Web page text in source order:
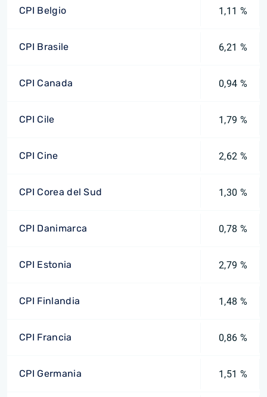
CPI Belgio 1,11 %
CPI Brasile 6,21 %
CPI Canada 0,94 %
CPI Cile 1,79 %
CPI Cine 2,62 %
CPI Corea del Sud 1,30 %
CPI Danimarca 0,78 %
CPI Estonia 2,79 %
CPI Finlandia 1,48 %
CPI Francia 0,86 %
CPI Germania 1,51 %